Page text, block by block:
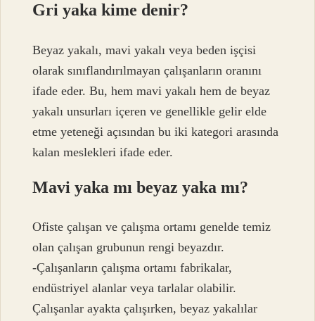
Gri yaka kime denir?
Beyaz yakalı, mavi yakalı veya beden işçisi
olarak sınıflandırılmayan çalışanların oranını
ifade eder. Bu, hem mavi yakalı hem de beyaz
yakalı unsurları içeren ve genellikle gelir elde
etme yeteneği açısından bu iki kategori arasında
kalan meslekleri ifade eder.
Mavi yaka mı beyaz yaka mı?
Ofiste çalışan ve çalışma ortamı genelde temiz
olan çalışan grubunun rengi beyazdır.
-Çalışanların çalışma ortamı fabrikalar,
endüstriyel alanlar veya tarlalar olabilir.
Çalışanlar ayakta çalışırken, beyaz yakalılar